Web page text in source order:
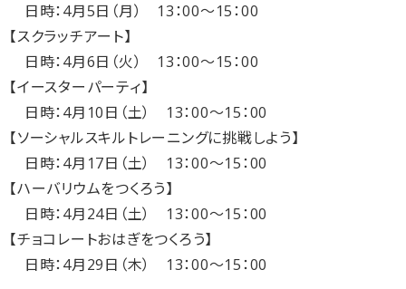
日時：4月5日（月） 13：00～15：00
【スクラッチアート】
日時：4月6日（火） 13：00～15：00
【イースターパーティ】
日時：4月10日（土） 13：00～15：00
【ソーシャルスキルトレーニングに挑戦しよう】
日時：4月17日（土） 13：00～15：00
【ハーバリウムをつくろう】
日時：4月24日（土） 13：00～15：00
【チョコレートおはぎをつくろう】
日時：4月29日（木） 13：00～15：00